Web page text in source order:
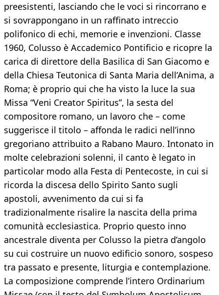
preesistenti, lasciando che le voci si rincorrano e
si sovrappongano in un raffinato intreccio
polifonico di echi, memorie e invenzioni. Classe
1960, Colusso è Accademico Pontificio e ricopre la
carica di direttore della Basilica di San Giacomo e
della Chiesa Teutonica di Santa Maria dell’Anima, a
Roma; è proprio qui che ha visto la luce la sua
Missa “Veni Creator Spiritus”, la sesta del
compositore romano, un lavoro che – come
suggerisce il titolo – affonda le radici nell’inno
gregoriano attribuito a Rabano Mauro. Intonato in
molte celebrazioni solenni, il canto è legato in
particolar modo alla Festa di Pentecoste, in cui si
ricorda la discesa dello Spirito Santo sugli
apostoli, avvenimento da cui si fa
tradizionalmente risalire la nascita della prima
comunità ecclesiastica. Proprio questo inno
ancestrale diventa per Colusso la pietra d’angolo
su cui costruire un nuovo edificio sonoro, sospeso
tra passato e presente, liturgia e contemplazione.
La composizione comprende l’intero Ordinarium